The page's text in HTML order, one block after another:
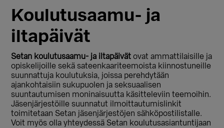
Koulutusaamu- ja
iltapäivät
Setan koulutusaamu- ja iltapäivät ovat ammattilaisille ja
opiskelijoille sekä sateenkaariteemoista kiinnostuneille
suunnattuja koulutuksia, joissa perehdytään
ajankohtaisiin sukupuolen ja seksuaalisen
suuntautumisen moninaisuutta käsitteleviin teemoihin.
Jäsenjärjestöille suunnatut ilmoittautumislinkit
toimitetaan Setan jäsenjärjestöjen sähköpostilistalle.
Voit myös olla yhteydessä Setan koulutusasiantuntijaan